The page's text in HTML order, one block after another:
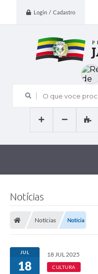
Login / Cadastro
O que voce procura?
Notícias
Notícias Notícia
JUL
18
18 JUL 2025
CULTURA